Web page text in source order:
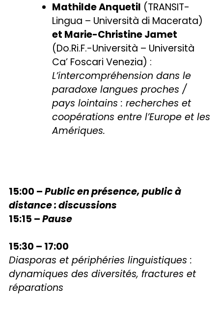
Mathilde Anquetil (TRANSIT-
Lingua – Università di Macerata)
et Marie-Christine Jamet
(Do.Ri.F.-Università – Università
Ca’ Foscari Venezia) :
L’intercompréhension dans le
paradoxe langues proches /
pays lointains : recherches et
coopérations entre l’Europe et les
Amériques.
15:00 –Public en présence, public à
distance : discussions
15:15 –Pause
15:30 – 17:00
Diasporas et périphéries linguistiques :
dynamiques des diversités, fractures et
réparations